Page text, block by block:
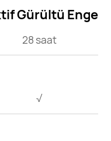
Gürültü
28 saat
√